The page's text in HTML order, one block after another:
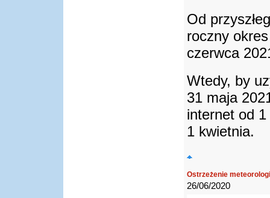
Od
roczny
czerwca
Wtedy, by
31 maja
internet od
1 kwietnia.
Ostrzeżenie
26/06/2020